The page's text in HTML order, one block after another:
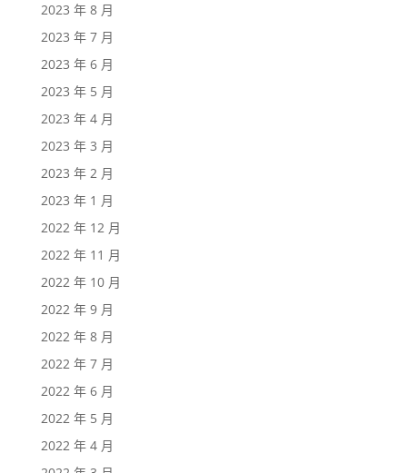
2023 年 8 月
2023 年 7 月
2023 年 6 月
2023 年 5 月
2023 年 4 月
2023 年 3 月
2023 年 2 月
2023 年 1 月
2022 年 12 月
2022 年 11 月
2022 年 10 月
2022 年 9 月
2022 年 8 月
2022 年 7 月
2022 年 6 月
2022 年 5 月
2022 年 4 月